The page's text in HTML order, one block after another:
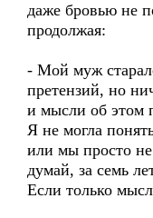
даже бровью не
продолжая:
- Мой муж
претензий, но
и мысли об этом
Я не могла
или мы просто
думай, за семь
Если только